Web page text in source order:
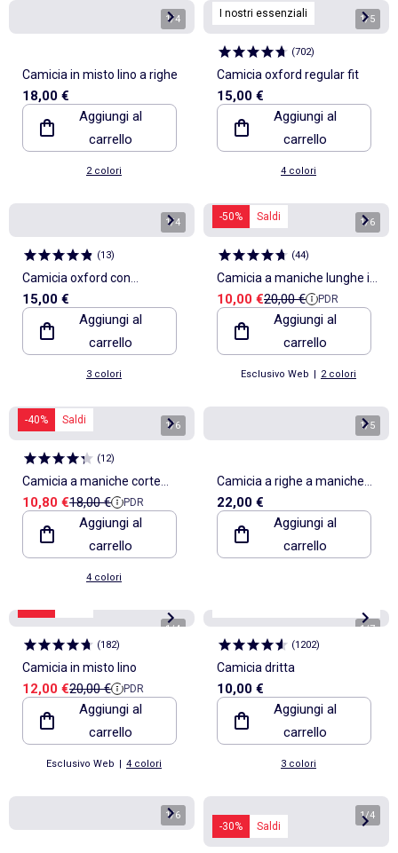
1/4
Camicia in misto lino a righe
18,00 €
Aggiungi al
carrello
2 colori
I nostri essenziali 1/5
(702)
Camicia oxford regular fit
15,00 €
Aggiungi al
carrello
4 colori
1/4
(13)
Camicia oxford con
abbottonatura
15,00 €
Aggiungi al
carrello
3 colori
-50% Saldi 1/6
(44)
Camicia a maniche lunghe in
tessuto goffrato
Prezzo di vendita
10,00 €Prezzo di riferimento
20,00 € PDR
Aggiungi al
carrello
Esclusivo Web | 2 colori
-40% Saldi 1/6
(12)
Camicia a maniche corte
leggera con motivo
Prezzo di vendita
10,80 €Prezzo di riferimento
18,00 € PDR
Aggiungi al
carrello
4 colori
1/5
Camicia a righe a maniche
lunghe
22,00 €
Aggiungi al
carrello
1/4
(182)
Camicia in misto lino
Prezzo di vendita
12,00 €Prezzo di riferimento
20,00 € PDR
Aggiungi al
carrello
Esclusivo Web | 4 colori
1/7
(1202)
Camicia dritta
10,00 €
Aggiungi al
carrello
3 colori
1/6
-30% Saldi
1/4